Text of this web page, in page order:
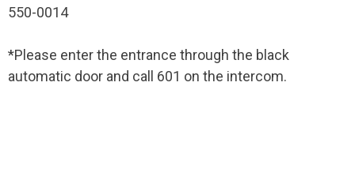
550-0014
*Please enter the entrance through the black
automatic door and call 601 on the intercom.